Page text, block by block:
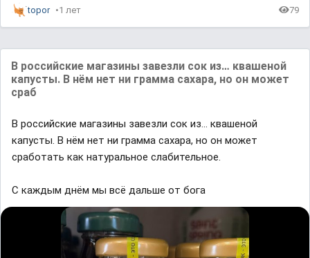
topor 1 лет 79
В российские магазины завезли сок из… квашеной
капусты. В нём нет ни грамма сахара, но он может
сраб
В российские магазины завезли сок из… квашеной
капусты. В нём нет ни грамма сахара, но он может
сработать как натуральное слабительное.
С каждым днём мы всё дальше от бога